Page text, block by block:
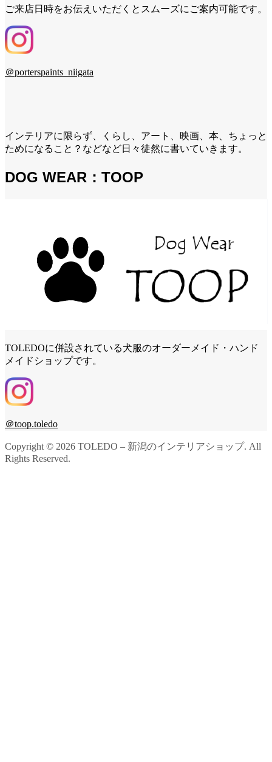
ご来店日時をお伝えいただくとスムーズにご案内可能です。
＠porterspaints_niigata
インテリアに限らず、くらし、アート、映画、本、ちょっと
ためになること？などなど日々徒然に書いていきます。
DOG WEAR：TOOP
TOLEDOに併設されている犬服のオーダーメイド・ハンド
メイドショップです。
＠toop.toledo
Copyright © 2026 TOLEDO – 新潟のインテリアショップ. All
Rights Reserved.